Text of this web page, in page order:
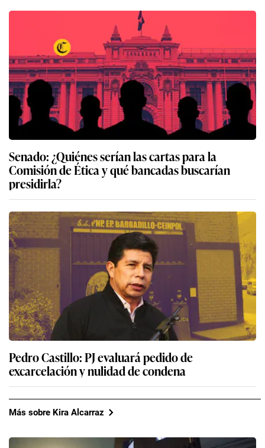
Senado: ¿Quiénes serían las cartas para la
Comisión de Ética y qué bancadas buscarían
presidirla?
Pedro Castillo: PJ evaluará pedido de
excarcelación y nulidad de condena
Más sobre Kira Alcarraz